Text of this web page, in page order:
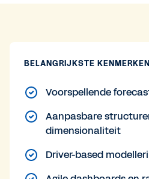
BELANGRIJKSTE KENMERKEN
Voorspellende
Aanpasbare
dimensionaliteit
Driver-based